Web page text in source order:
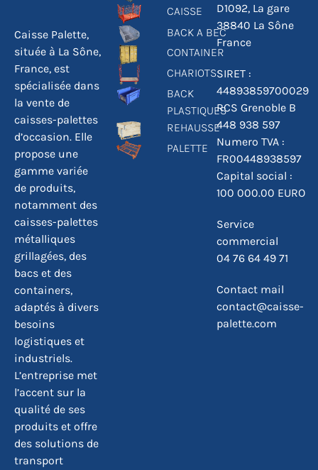
Caisse Palette,
située à La Sône,
France, est
spécialisée dans
la vente de
caisses-palettes
d’occasion. Elle
propose une
gamme variée
de produits,
notamment des
caisses-palettes
métalliques
grillagées, des
bacs et des
containers,
adaptés à divers
besoins
logistiques et
industriels.
L’entreprise met
l’accent sur la
qualité de ses
produits et offre
des solutions de
transport
CAISSE
BACK A BEC
CONTAINER
CHARIOTS
BACK
PLASTIQUES
REHAUSSE
PALETTE
D1092, La gare
38840 La Sône
France
SIRET :
44893859700029
RCS Grenoble B
448 938 597
Numero TVA :
FR00448938597
Capital social :
100 000.00 EURO
Service
commercial
04 76 64 49 71
Contact mail
contact@caisse-
palette.com